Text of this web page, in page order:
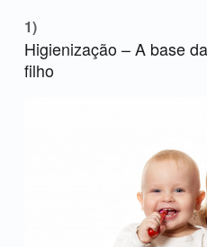
Higienização – A base
filho